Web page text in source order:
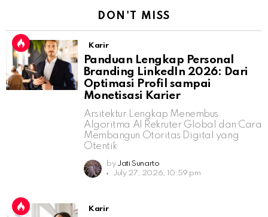
DON'T MISS
Karir
Panduan Lengkap Personal
Branding LinkedIn 2026: Dari
Optimasi Profil sampai
Monetisasi Karier
Arsitektur Lengkap Menembus
Algoritma AI Rekruter Global dan Cara
Membangun Otoritas Digital yang
Otentik
by Jati Sunarto
July 27, 2026, 10:59 pm
Karir